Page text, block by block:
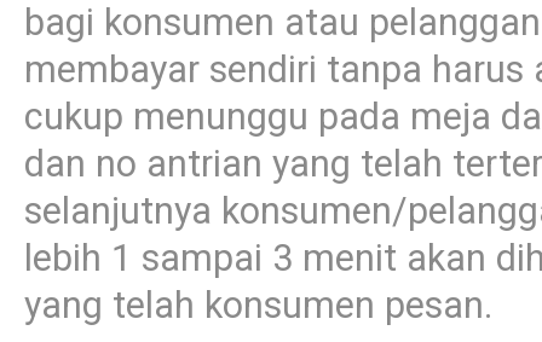
bagi konsumen atau
membayar sendiri tanpa
cukup menunggu pada meja
dan no antrian yang telah
selanjutnya konsumen/
lebih 1 sampai 3 menit akan
yang telah konsumen pesan.